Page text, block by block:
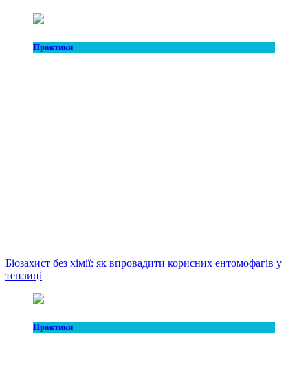
Практики
Біозахист без хімії: як впровадити корисних ентомофагів у
теплиці
Практики